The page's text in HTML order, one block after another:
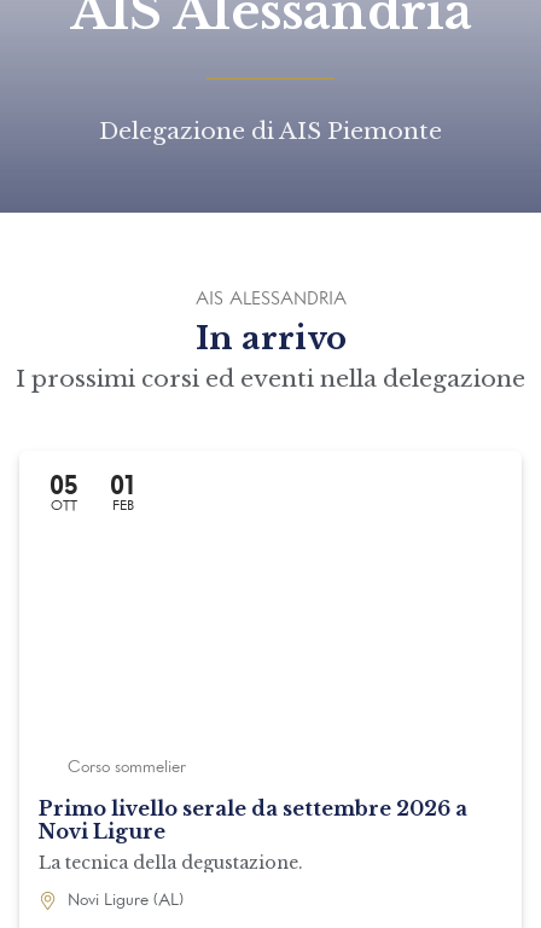
AIS Alessandria
Delegazione di AIS Piemonte
AIS ALESSANDRIA
In arrivo
I prossimi corsi ed eventi nella delegazione
05
OTT
01
FEB
Corso sommelier
Primo livello serale da settembre 2026 a
Novi Ligure
La tecnica della degustazione.
Novi Ligure (AL)